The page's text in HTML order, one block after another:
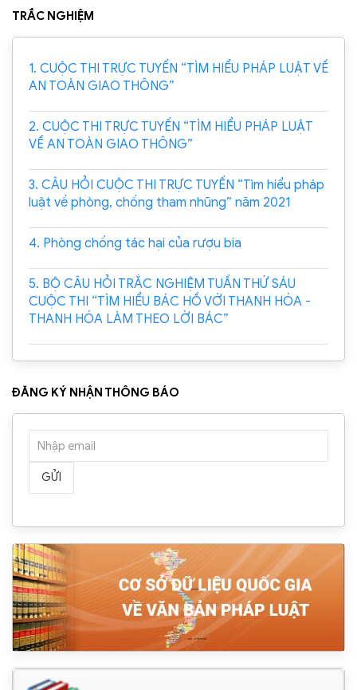
TRẮC NGHIỆM
1. CUỘC THI TRỰC TUYẾN “TÌM HIỂU PHÁP LUẬT VỀ
AN TOÀN GIAO THÔNG”
2. CUỘC THI TRỰC TUYẾN “TÌM HIỂU PHÁP LUẬT
VỀ AN TOÀN GIAO THÔNG”
3. CÂU HỎI CUỘC THI TRỰC TUYẾN “Tìm hiểu pháp
luật về phòng, chống tham nhũng” năm 2021
4. Phòng chống tác hại của rượu bia
5. BỘ CÂU HỎI TRẮC NGHIỆM TUẦN THỨ SÁU
CUỘC THI “TÌM HIỂU BÁC HỒ VỚI THANH HÓA -
THANH HÓA LÀM THEO LỜI BÁC”
ĐĂNG KÝ NHẬN THÔNG BÁO
GỬI